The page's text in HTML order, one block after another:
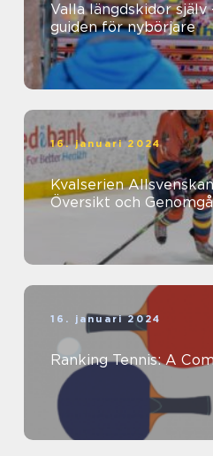
Valla längdskidor
guiden för nybörjare
16. januari 2024
Kvalserien
Översikt och
16. januari 2024
Ranking Tennis: A